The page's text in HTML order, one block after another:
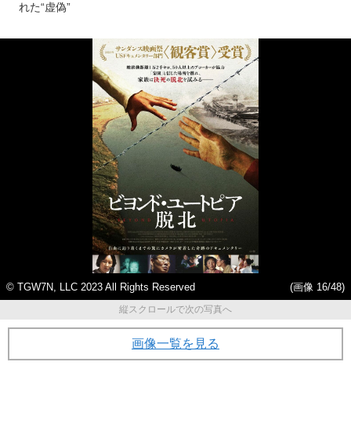
れた“虚偽”
© TGW7N, LLC 2023 All Rights Reserved
(画像 16/48)
縦スクロールで次の写真へ
画像一覧を見る